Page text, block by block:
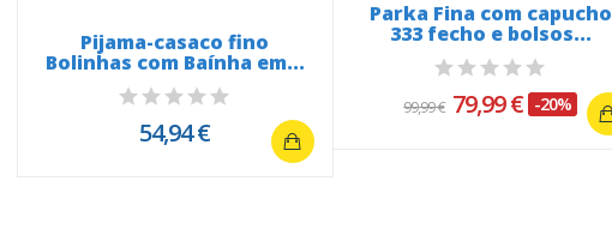
Pijama-casaco fino
Bolinhas com Baínha em...
54,94 €
Parka Fina com capucho
333 fecho e bolsos...
99,99 € 79,99 € -20%